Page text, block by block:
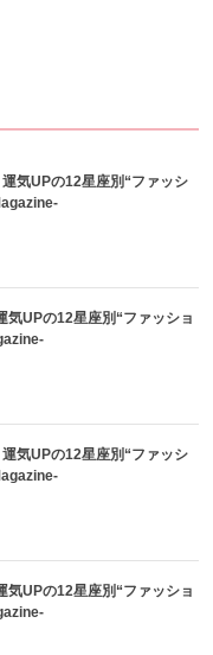
気UPの12星座別“ファッシ
気UPの12星座別“ファッショ
気UPの12星座別“ファッシ
気UPの12星座別“ファッショ